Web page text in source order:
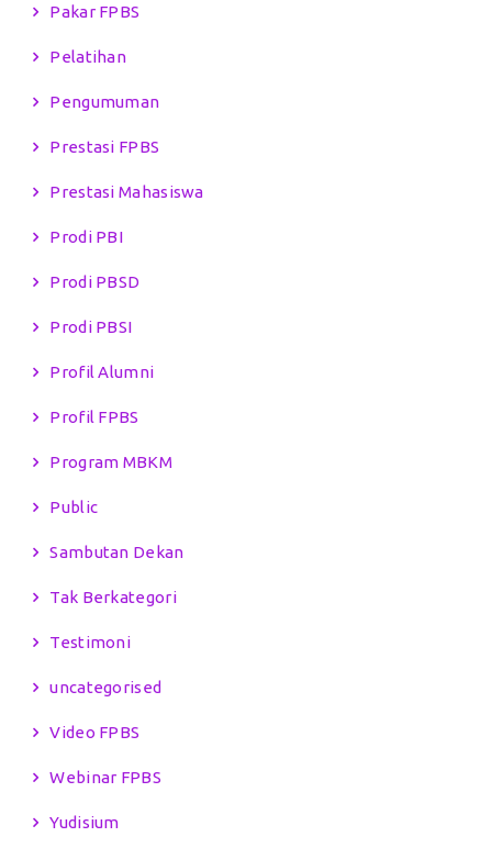
Pakar FPBS
Pelatihan
Pengumuman
Prestasi FPBS
Prestasi Mahasiswa
Prodi PBI
Prodi PBSD
Prodi PBSI
Profil Alumni
Profil FPBS
Program MBKM
Public
Sambutan Dekan
Tak Berkategori
Testimoni
uncategorised
Video FPBS
Webinar FPBS
Yudisium